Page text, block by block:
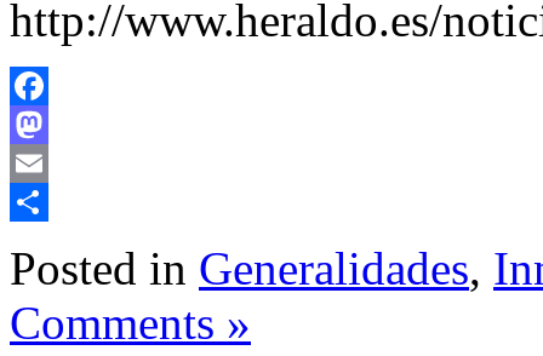
http://www.heraldo.es/
Facebook
Mastodon
Email
Posted in Generalidades,
Comments »